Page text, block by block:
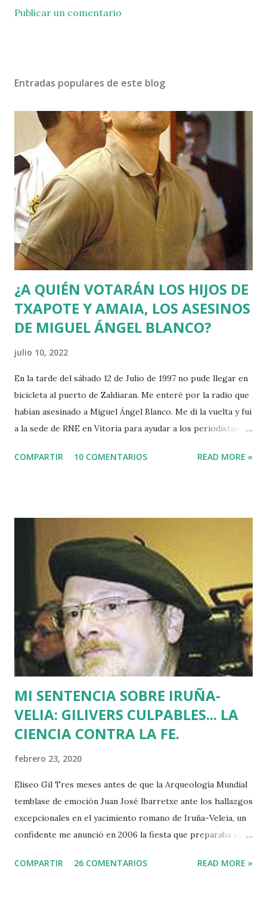
Publicar un comentario
Entradas populares de este blog
¿A QUIÉN VOTARÁN LOS HIJOS DE
TXAPOTE Y AMAIA, LOS ASESINOS
DE MIGUEL ÁNGEL BLANCO?
julio 10, 2022
En la tarde del sábado 12 de Julio de 1997 no pude llegar en
bicicleta al puerto de Zaldiaran. Me enteré por la radio que
habían asesinado a Miguel Ángel Blanco. Me di la vuelta y fui
a la sede de RNE en Vitoria para ayudar a los periodistas
pudiera ocurrir después de que se cumpliera el plazo de 48
Batasuna, Rufi Etxeberria, que hasta el año pasado fue
dirigente de Sortu. Tras aquel vil secuestro, las calles de
Euskadi dejaron de ser dominadas por ETA y su entorno
político. Nadie recuerda en Bilbao una manifestación mayor
que la que había pedido la liberación de Miguel Angel
Blanco horas antes de su asesinato: concentró a más de
medio millón de personas. Fuimos muchos los que
descubrimos que l...
COMPARTIR 10 COMENTARIOS READ MORE »
MI SENTENCIA SOBRE IRUÑA-
VELIA: GILIVERS CULPABLES... LA
CIENCIA CONTRA LA FE.
febrero 23, 2020
Eliseo Gil Tres meses antes de que la Arqueología Mundial
temblase de emoción Juan José Ibarretxe ante los hallazgos
excepcionales en el yacimiento romano de Iruña-Veleia, un
confidente me anunció en 2006 la fiesta que preparaba el
primer calvario de la Cristiandad (con un sonrojante RIP en
COMPARTIR 26 COMENTARIOS READ MORE »